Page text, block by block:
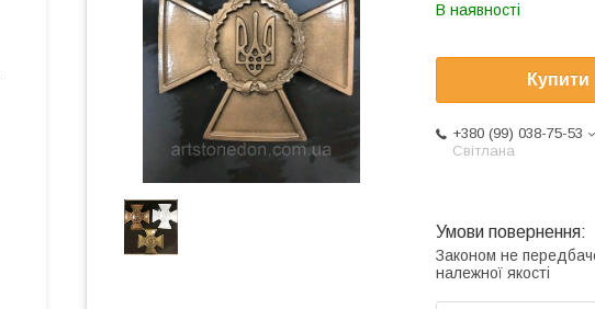
В наявності
Купити
+380 (99) 038-75-53
Світлана
Законом не
належної якості